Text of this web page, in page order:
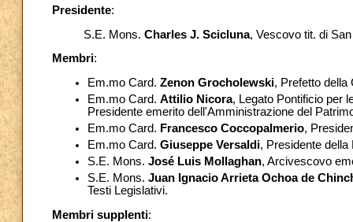
Presidente:
S.E. Mons. Charles J. Scicluna, Vescovo tit. di
Membri:
Em.mo Card. Zenon Grocholewski, Prefetto della
Em.mo Card. Attilio Nicora, Legato Pontificio per
Presidente emerito dell'Amministrazione del
Em.mo Card. Francesco Coccopalmerio,
Em.mo Card. Giuseppe Versaldi, Presidente della
S.E. Mons. José Luis Mollaghan, Arcivescovo
S.E. Mons. Juan Ignacio Arrieta Ochoa de
Testi Legislativi.
Membri supplenti: